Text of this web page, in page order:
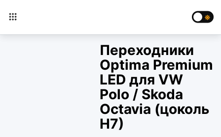
Переходники
Optima Premium
LED для VW
Polo / Skoda
Octavia (цоколь
H7)